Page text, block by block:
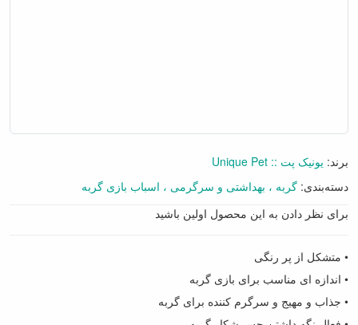
برند: یونیک پت :: Unique Pet
دسته‌بندی: گربه بهداشتی و سرگرمی
اسباب بازی گربه
برای نظر دادن به این محصول اولین باشید
• متشکل از پر رنگی
• اندازه ای مناسب برای بازی گربه
• جذاب و مهیج و سرگرم کننده برای گربه